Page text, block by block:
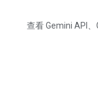
查看 Gemini API